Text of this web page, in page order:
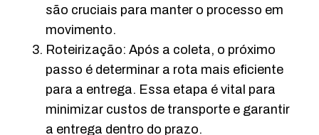
são cruciais para manter o processo em
movimento.
Roteirização: Após a coleta, o próximo
passo é determinar a rota mais eficiente
para a entrega. Essa etapa é vital para
minimizar custos de transporte e garantir
a entrega dentro do prazo.